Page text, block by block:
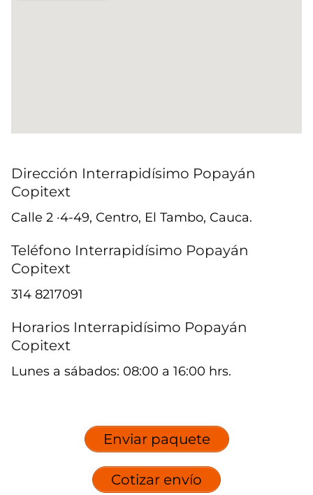
Dirección Interrapidísimo Popayán
Copitext
Calle 2 ·4-49, Centro, El Tambo, Cauca.
Teléfono Interrapidísimo Popayán
Copitext
314 8217091
Horarios Interrapidísimo Popayán
Copitext
Lunes a sábados: 08:00 a 16:00 hrs.
Enviar paquete
Cotizar envío